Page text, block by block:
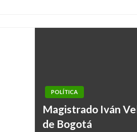
POLÍTICA
Magistrado Iván
de Bogotá